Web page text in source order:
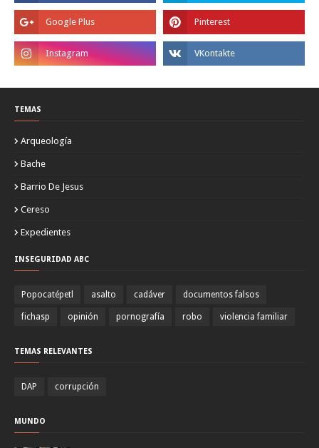
TEMAS
Arqueología
Bache
Barrio De Jesus
Cereso
Expedientes
INSEGURIDAD ABC
Popocatépetl asalto cadáver documentos falsos
fichasp opinión pornografía robo violencia familiar
TEMAS RELEVANTES
DAP corrupción
MUNDO